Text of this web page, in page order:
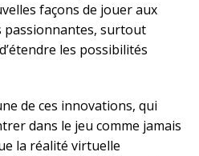
façons de jouer aux
surtout
les possibilités
de ces innovations, qui
dans le jeu comme jamais
la réalité virtuelle